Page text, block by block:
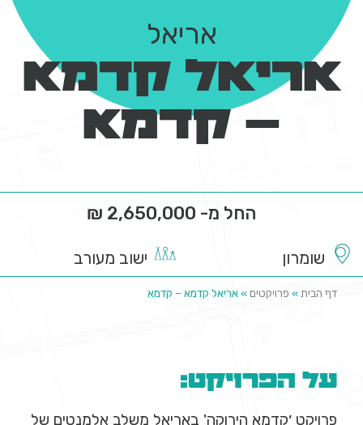
אריאל
אריאל קדמא
– קדמא
החל מ- 2,650,000 ₪
שומרון ישוב מעורב
דף הבית » פרויקטים » אריאל קדמא – קדמא
על הפרויקט:
פרויקט ׳קדמא הירוקה' באריאל משלב אלמנטים של